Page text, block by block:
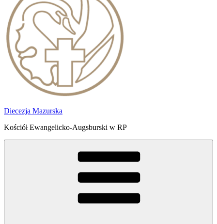
Diecezja Mazurska
Kościół Ewangelicko-Augsburski w RP